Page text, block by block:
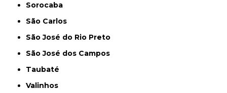
Sorocaba
São Carlos
São José do Rio Preto
São José dos Campos
Taubaté
Valinhos